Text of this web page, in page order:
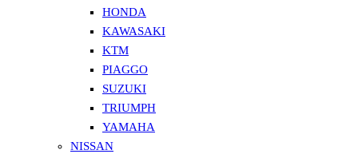
HONDA
KAWASAKI
KTM
PIAGGO
SUZUKI
TRIUMPH
YAMAHA
NISSAN